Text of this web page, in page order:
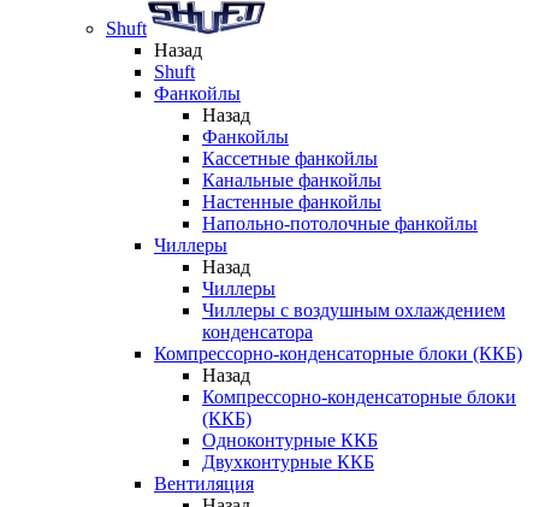
Shuft
Назад
Shuft
Фанкойлы
Назад
Фанкойлы
Кассетные фанкойлы
Канальные фанкойлы
Настенные фанкойлы
Напольно-потолочные фанкойлы
Чиллеры
Назад
Чиллеры
Чиллеры с воздушным охлаждением
конденсатора
Компрессорно-конденсаторные блоки (ККБ)
Назад
Компрессорно-конденсаторные блоки
(ККБ)
Одноконтурные ККБ
Двухконтурные ККБ
Вентиляция